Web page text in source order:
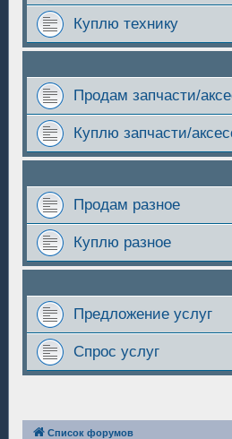
Куплю технику
Продам запчасти/
Куплю запчасти/
Продам разное
Куплю разное
Предложение услуг
Спрос услуг
Список форумов